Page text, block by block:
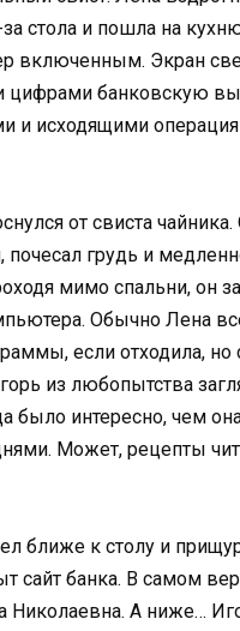
за стола и пошла на
включенным. Экран
цифрами банковскую
и исходящими
от свиста
почесал грудь и
мимо спальни, он
Обычно Лена
если отходила, но
из любопытства
было интересно, чем
Может, рецепты
ближе к столу и
сайт банка. В самом
Николаевна. А ниже…